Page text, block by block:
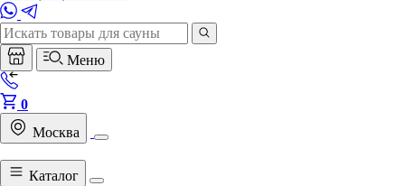
Меню
0
Москва
Каталог